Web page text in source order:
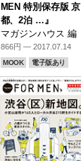
MEN 特別保存版 京
都、2泊 …』
マガジンハウス 編
866円 — 2017.07.14
MOOK 電子版あり